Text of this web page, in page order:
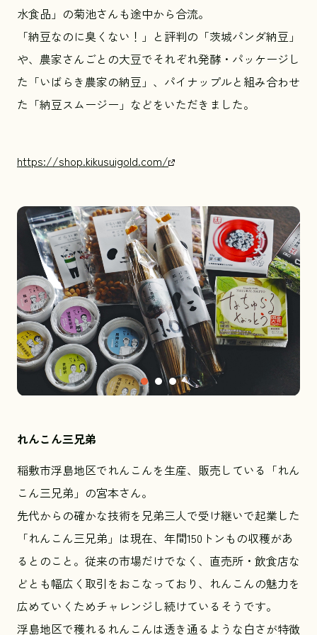
水食品」の菊池さんも途中から合流。
「納豆なのに臭くない！」と評判の「茨城パンダ納豆」
や、農家さんごとの大豆でそれぞれ発酵・パッケージし
た「いばらき農家の納豆」、パイナップルと組み合わせ
た「納豆スムージー」などをいただきました。
https://shop.kikusuigold.com/
れんこん三兄弟
稲敷市浮島地区でれんこんを生産、販売している「れん
こん三兄弟」の宮本さん。
先代からの確かな技術を兄弟三人で受け継いで起業した
「れんこん三兄弟」は現在、年間150トンもの収穫があ
るとのこと。従来の市場だけでなく、直売所・飲食店な
どとも幅広く取引をおこなっており、れんこんの魅力を
広めていくためチャレンジし続けているそうです。
浮島地区で穫れるれんこんは透き通るような白さが特徴